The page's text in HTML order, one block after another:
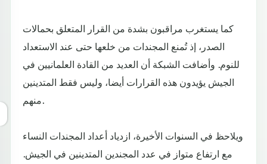
كما يستغرب مراقبون بشدة من القرار المتعلق بحمالات
الصدر، إذ تُمنع المجندات من خلعها حتى عند الاستعداد
للنوم. وأضافت الشبكة أن العديد من القادة العلمانيين في
الجيش يؤيدون هذه القرارات أيضا، وليس فقط المتدينين
منهم.
ويلاحظ في السنوات الأخيرة، ازدياد أعداد المجندات النساء
مع ارتفاع متواز في عدد المجندين المتدينين في الجيش.